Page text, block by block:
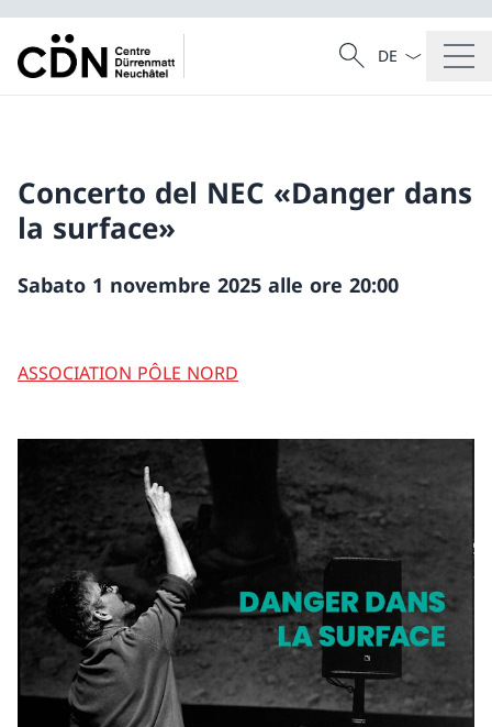
Cercare
Ricerca
Dal menu a
Concerto del NEC «Danger dans
la surface»
Sabato 1 novembre 2025 alle ore 20:00
ASSOCIATION PÔLE NORD